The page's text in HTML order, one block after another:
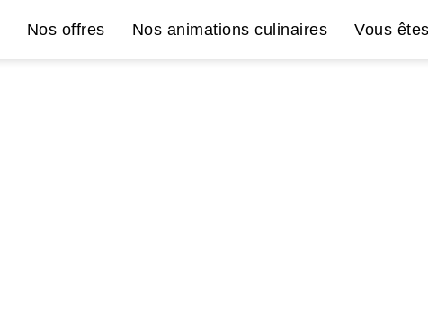
Nos offres Nos animations culinaires Vous êtes